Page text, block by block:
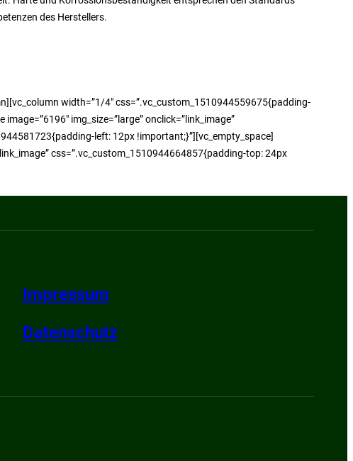
des Herstellers.
width=”1/4″ css=”.vc_custom_1510944559675{padding-
img_size=”large” onclick=”link_image”
left: 12px !important;}”][vc_empty_space]
css=”.vc_custom_1510944664857{padding-top: 24px
Impressum
Datenschutz